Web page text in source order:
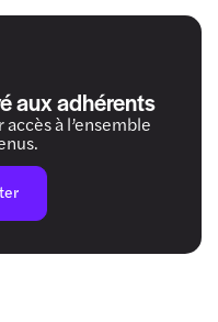
aux adhérents
à l’ensemble